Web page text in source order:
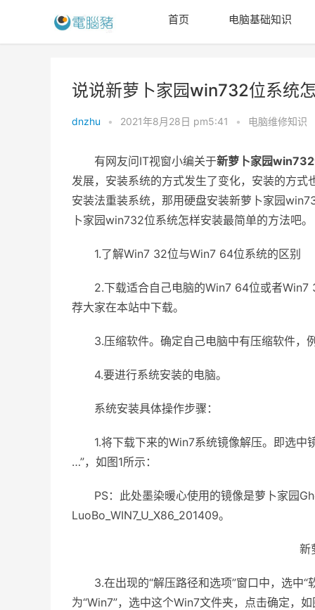
首页 电脑基础知识
说说新萝卜家园win732位系统
dnzhu • 2021年8月28日 pm5:41 • 电脑维修知识
有网友问IT视窗小编关于新萝卜家园
发展，安装系统的方式发生了变化，安装的方
安装法重装系统，那用硬盘安装新萝卜家园
卜家园win732位系统怎样安装最简单的方法吧。
1.了解Win7 32位与Win7 64位系统的区别
2.下载适合自己电脑的Win7 64位或者Win7
荐大家在本站中下载。
3.压缩软件。确定自己电脑中有压缩软件，
4.要进行系统安装的电脑。
系统安装具体操作步骤：
1.将下载下来的Win7系统镜像解压。即选中
…”，如图1所示：
PS：此处墨染暖心使用的镜像是萝卜家园
LuoBo_WIN7_U_X86_201409。
新萝
3.在出现的“解压路径和选项”窗口中，选中“
为“Win7”，选中这个Win7文件夹，点击确定，